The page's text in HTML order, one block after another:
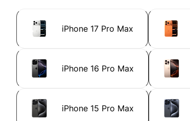
iPhone 17 Pro Max
iPhone 16 Pro Max
iPhone 15 Pro Max